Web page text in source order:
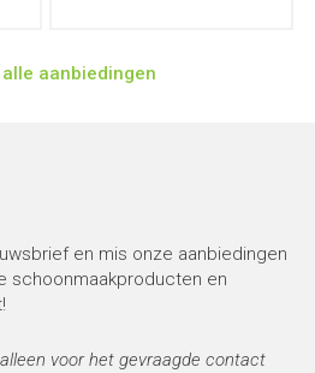
aanbiedingen
en mis onze aanbiedingen
schoonmaakproducten en
voor het gevraagde contact